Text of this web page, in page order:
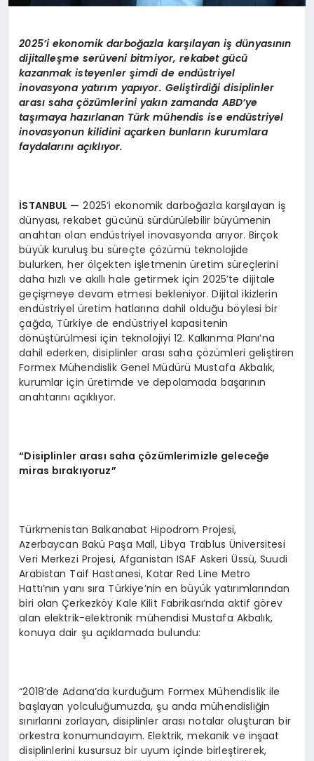
2025’i ekonomik darboğazla karşılayan iş dünyasının
dijitalleşme serüveni bitmiyor, rekabet gücü
kazanmak isteyenler şimdi de endüstriyel
inovasyona yatırım yapıyor. Geliştirdiği disiplinler
arası saha çözümlerini yakın zamanda ABD’ye
taşımaya hazırlanan Türk mühendis ise endüstriyel
inovasyonun kilidini açarken bunların kurumlara
faydalarını açıklıyor.
İSTANBUL — 2025’i ekonomik darboğazla karşılayan iş
dünyası, rekabet gücünü sürdürülebilir büyümenin
anahtarı olan endüstriyel inovasyonda arıyor. Birçok
büyük kuruluş bu süreçte çözümü teknolojide
bulurken, her ölçekten işletmenin üretim süreçlerini
daha hızlı ve akıllı hale getirmek için 2025’te dijitale
geçişmeye devam etmesi bekleniyor. Dijital ikizlerin
endüstriyel üretim hatlarına dahil olduğu böylesi bir
çağda, Türkiye de endüstriyel kapasitenin
dönüştürülmesi için teknolojiyi 12. Kalkınma Planı’na
dahil ederken, disiplinler arası saha çözümleri geliştiren
Formex Mühendislik Genel Müdürü Mustafa Akbalık,
kurumlar için üretimde ve depolamada başarının
anahtarını açıklıyor.
“Disiplinler arası saha çözümlerimizle geleceğe
miras bırakıyoruz”
Türkmenistan Balkanabat Hipodrom Projesi,
Azerbaycan Bakü Paşa Mall, Libya Trablus Üniversitesi
Veri Merkezi Projesi, Afganistan ISAF Askeri Üssü, Suudi
Arabistan Taif Hastanesi, Katar Red Line Metro
Hattı’nın yanı sıra Türkiye’nin en büyük yatırımlarından
biri olan Çerkezköy Kale Kilit Fabrikası’nda aktif görev
alan elektrik-elektronik mühendisi Mustafa Akbalık,
konuya dair şu açıklamada bulundu:
“2018’de Adana’da kurduğum Formex Mühendislik ile
başlayan yolculuğumuzda, şu anda mühendisliğin
sınırlarını zorlayan, disiplinler arası notalar oluşturan bir
orkestra konumundayım. Elektrik, mekanik ve inşaat
disiplinlerini kusursuz bir uyum içinde birleştirerek,